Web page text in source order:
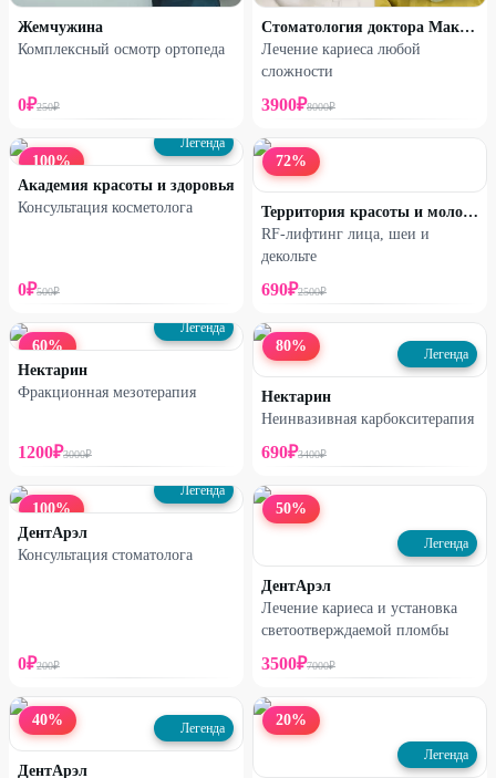
Установка коронки
Профи
Имплантация зуба на выбор:
Брекет-система: консультация
и установка на 1 челюсть
от4000₽
Жемчужина
Комплексный осмотр ортопеда
0₽250₽
Стоматология доктора Макарова
Лечение кариеса любой
сложности
3900₽8000₽
100%
Легенда
Академия красоты и здоровья
Консультация косметолога
0₽500₽
72%
Территория красоты и молодости
RF-лифтинг лица, шеи и
декольте
690₽2500₽
60%
Легенда
Нектарин
Фракционная мезотерапия
1200₽3000₽
80% Легенда
Нектарин
Неинвазивная карбокситерапия
690₽3400₽
100%
Легенда
ДентАрэл
Консультация стоматолога
0₽200₽
50%
Легенда
ДентАрэл
Лечение кариеса и установка
светоотверждаемой пломбы
3500₽7000₽
40% Легенда
ДентАрэл
20%
Легенда